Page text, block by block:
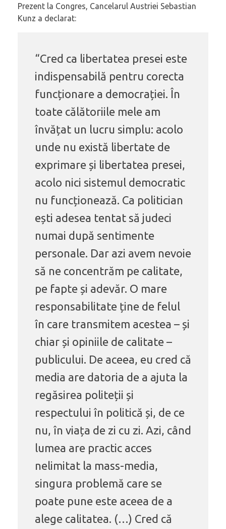
Prezent la Congres, Cancelarul Austriei Sebastian
Kunz a declarat:
“Cred ca libertatea presei este
indispensabilă pentru corecta
funcționare a democrației. În
toate călătoriile mele am
învățat un lucru simplu: acolo
unde nu există libertate de
exprimare și libertatea presei,
acolo nici sistemul democratic
nu funcționează. Ca politician
ești adesea tentat să judeci
numai după sentimente
personale. Dar azi avem nevoie
să ne concentrăm pe calitate,
pe fapte și adevăr. O mare
responsabilitate ține de felul
în care transmitem acestea – și
chiar și opiniile de calitate –
publicului. De aceea, eu cred că
media are datoria de a ajuta la
regăsirea politeții și
respectului în politică și, de ce
nu, în viața de zi cu zi. Azi, când
lumea are practic acces
nelimitat la mass-media,
singura problemă care se
poate pune este aceea de a
alege calitatea. (…) Cred că